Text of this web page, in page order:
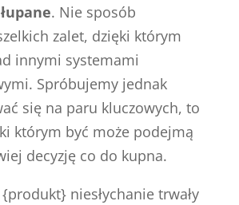
. Nie sposób
zalet, dzięki którym
innymi systemami
Spróbujemy jednak
się na paru kluczowych, to
którym być może podejmą
decyzję co do kupna.
niesłychanie trwały